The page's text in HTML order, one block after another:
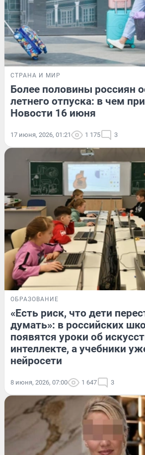
СТРАНА И МИР
Более половины россиян
летнего отпуска: в чем
Новости 16 июня
17 июня, 2026, 01:21 1 175 3
ОБРАЗОВАНИЕ
«Есть риск, что дети
думать»: в российских
появятся уроки об
интеллекте, а учебники
нейросети
8 июня, 2026, 07:00 1 647 3